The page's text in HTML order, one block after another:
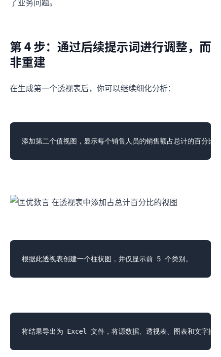
第 4 步：通过后续提示词进行调整，而
非重建
在生成第一个透视表后，你可以继续细化分析：